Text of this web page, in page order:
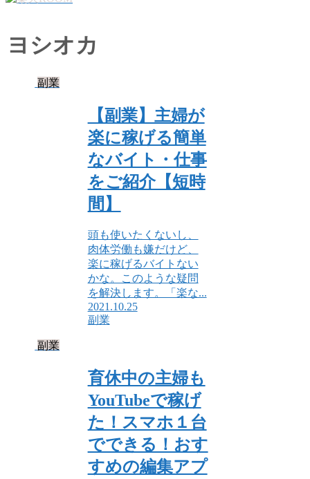
ヨシオカ
副業
【副業】主婦が
楽に稼げる簡単
なバイト・仕事
をご紹介【短時
間】
頭も使いたくないし、
肉体労働も嫌だけど、
楽に稼げるバイトない
かな。このような疑問
を解決します。「楽な...
2021.10.25
副業
副業
育休中の主婦も
YouTubeで稼げ
た！スマホ１台
でできる！おす
すめの編集アプ